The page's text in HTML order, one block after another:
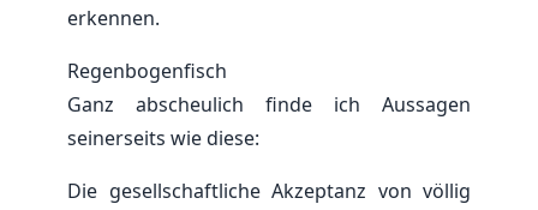
erkennen.
Regenbogenfisch
Ganz abscheulich finde ich Aussagen
seinerseits wie diese:
Die gesellschaftliche Akzeptanz von völlig